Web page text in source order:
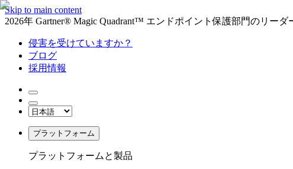
Skip to main content
2026年 Gartner® Magic Quadrant™ エンドポイント保護部門のリーダ
侵害を受けていますか？
ブログ
採用情報
プラットフォーム
プラットフォームと製品